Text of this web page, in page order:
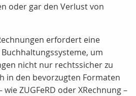
oder gar den Verlust von
erfordert eine
um
nicht nur rechtssicher zu
in den bevorzugten Formaten
ZUGFeRD oder XRechnung –